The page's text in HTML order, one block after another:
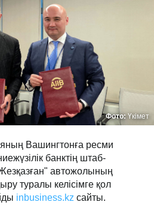
Фото: Үкімет
Вашингтонға ресми
банктің штаб-
автожолының
туралы келісімге қол
inbusiness.kz сайты.